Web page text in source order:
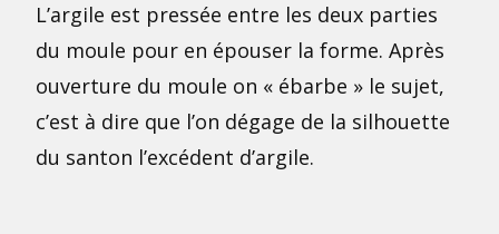
L’argile est pressée entre les deux parties
du moule pour en épouser la forme. Après
ouverture du moule on « ébarbe » le sujet,
c’est à dire que l’on dégage de la silhouette
du santon l’excédent d’argile.